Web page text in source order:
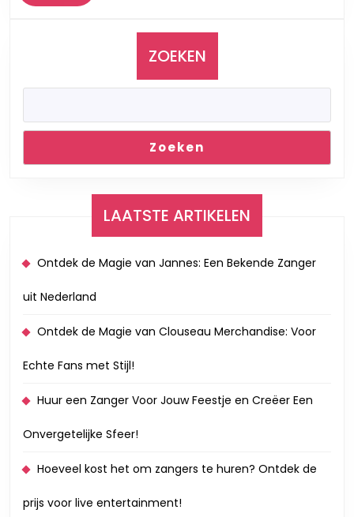
op
Verdiensten
Meer
ZOEKEN
Zoeken
LAATSTE ARTIKELEN
Ontdek de Magie van Jannes: Een Bekende Zanger
uit Nederland
Ontdek de Magie van Clouseau Merchandise: Voor
Echte Fans met Stijl!
Huur een Zanger Voor Jouw Feestje en Creëer Een
Onvergetelijke Sfeer!
Hoeveel kost het om zangers te huren? Ontdek de
prijs voor live entertainment!